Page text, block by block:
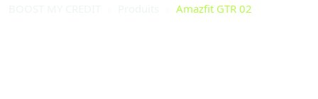
Amazfit GTR 02